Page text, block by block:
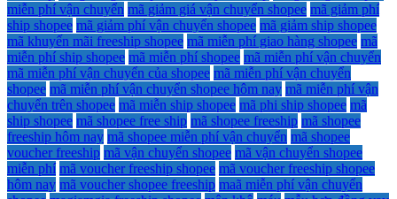
miễn phí vận chuyển mã giảm giá vận chuyển shopee mã giảm phí
ship shopee mã giảm phí vận chuyển shopee mã giảm ship shopee
mã khuyến mãi freeship shopee mã miễn phí giao hàng shopee mã
miễn phí ship shopee mã miễn phí shopee mã miễn phí vận chuyển
mã miễn phí vận chuyển của shopee mã miễn phí vận chuyển
shopee mã miễn phí vận chuyển shopee hôm nay mã miễn phí vận
chuyển trên shopee mã miễn ship shopee mã phi ship shopee mã
ship shopee mã shopee free ship mã shopee freeship mã shopee
freeship hôm nay mã shopee miễn phí vận chuyển mã shopee
voucher freeship mã vận chuyển shopee mã vận chuyển shopee
miễn phí mã voucher freeship shopee mã voucher freeship shopee
hôm nay mã voucher shopee freeship maã miễn phí vận chuyển